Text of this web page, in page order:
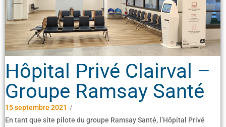
Hôpital Privé Clairval –
Groupe Ramsay Santé
15 septembre 2021 /
En tant que site pilote du groupe Ramsay Santé, l’Hôpital Privé